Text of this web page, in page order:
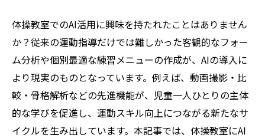
体操教室でのAI活用に興味を持たれたことはありません
か？従来の運動指導だけでは難しかった客観的なフォー
ム分析や個別最適な練習メニューの作成が、AIの導入に
より現実のものとなっています。例えば、動画撮影・比
較・骨格解析などの先進機能が、児童一人ひとりの主体
的な学びを促進し、運動スキル向上につながる新たなサ
イクルを生み出しています。本記事では、体操教室にAI